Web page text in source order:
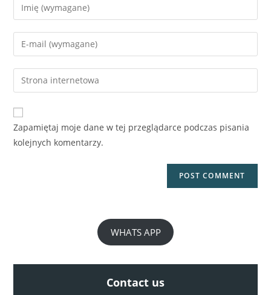
Zapamiętaj moje dane w tej przeglądarce podczas pisania
kolejnych komentarzy.
WHATS APP
Contact us
RYNEK PIERWOTNY
łazienki